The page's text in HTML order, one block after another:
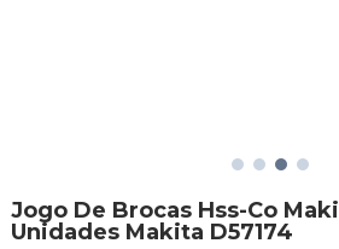
Jogo De Brocas Hss-Co
Unidades Makita D57174